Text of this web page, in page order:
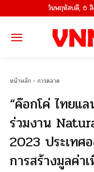
วันพฤหัสบดี, 6
หน้าหลัก การตลาด
“ค๊อกโค่ ไทยแ
ร่วมงาน
2023 ประเทศ
การสร้างมูลค่